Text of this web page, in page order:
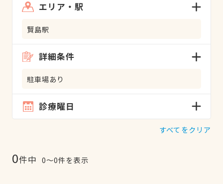
エリア・駅
賢島駅
詳細条件
駐車場あり
診療曜日
すべてをクリア
0件中 0〜0件を表示